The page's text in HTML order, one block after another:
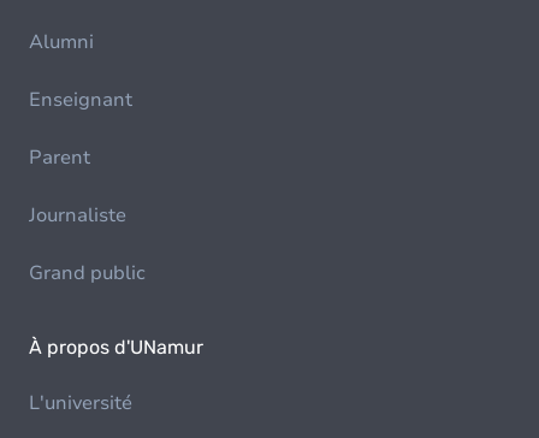
Alumni
Enseignant
Parent
Journaliste
Grand public
À propos d'UNamur
L'université